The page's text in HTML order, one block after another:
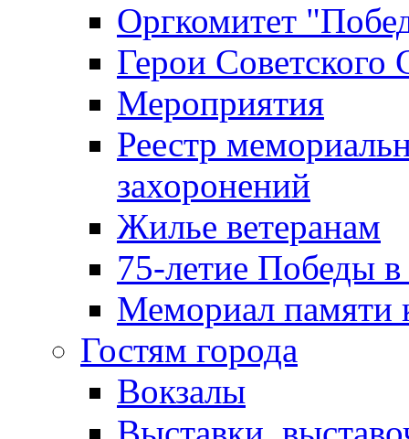
Оргкомитет
Герои Советского
Мероприятия
Реестр
захоронений
Жилье ветеранам
75-летие Победы
Мемориал памяти
Гостям города
Вокзалы